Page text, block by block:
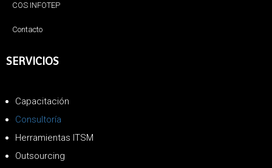
COS INFOTEP
Contacto
SERVICIOS
Capacitación
Consultoría
Herramientas ITSM
Outsourcing